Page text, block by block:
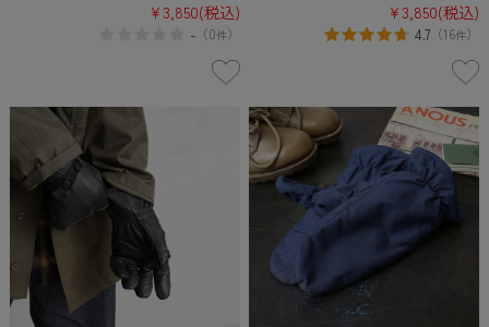
¥3,850(税込)
-（0件）
¥3,850(税込)
4.7 （16件）